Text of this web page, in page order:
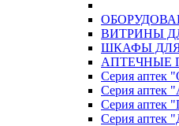
ВИТРИНЫ
ШКАФЫ
АПТЕЧНЫЕ
Серия аптек
Серия
Серия аптек
Серия